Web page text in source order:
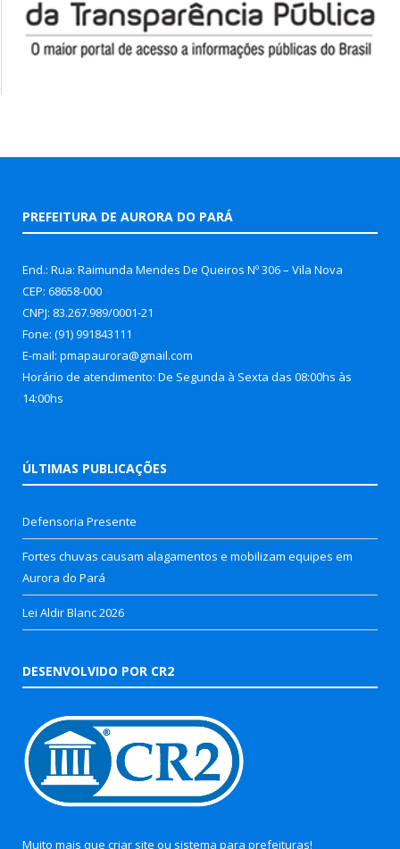
PREFEITURA DE AURORA DO PARÁ
End.: Rua: Raimunda Mendes De Queiros Nº 306 – Vila Nova
CEP: 68658-000
CNPJ: 83.267.989/0001-21
Fone: (91) 991843111
E-mail: pmapaurora@gmail.com
Horário de atendimento: De Segunda à Sexta das 08:00hs às
14:00hs
ÚLTIMAS PUBLICAÇÕES
Defensoria Presente
Fortes chuvas causam alagamentos e mobilizam equipes em
Aurora do Pará
Lei Aldir Blanc 2026
DESENVOLVIDO POR CR2
Muito mais que criar site ou sistema para prefeituras!